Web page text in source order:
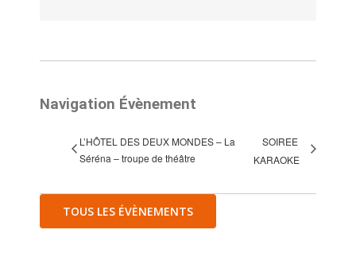
Navigation Évènement
L’HÔTEL DES DEUX MONDES – La
Séréna – troupe de théâtre
SOIREE
KARAOKE
TOUS LES ÉVÈNEMENTS